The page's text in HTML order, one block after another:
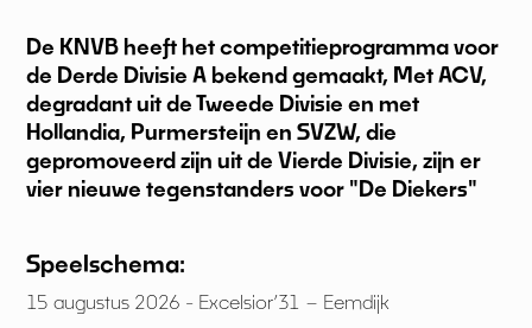
De KNVB heeft het competitieprogramma voor
de Derde Divisie A bekend gemaakt, Met ACV,
degradant uit de Tweede Divisie en met
Hollandia, Purmersteijn en SVZW, die
gepromoveerd zijn uit de Vierde Divisie, zijn er
vier nieuwe tegenstanders voor "De Diekers"
Speelschema:
15 augustus 2026 - Excelsior’31 – Eemdijk